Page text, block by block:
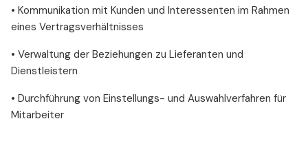
• Kommunikation mit Kunden und Interessenten im Rahmen
eines Vertragsverhältnisses
• Verwaltung der Beziehungen zu Lieferanten und
Dienstleistern
• Durchführung von Einstellungs- und Auswahlverfahren für
Mitarbeiter